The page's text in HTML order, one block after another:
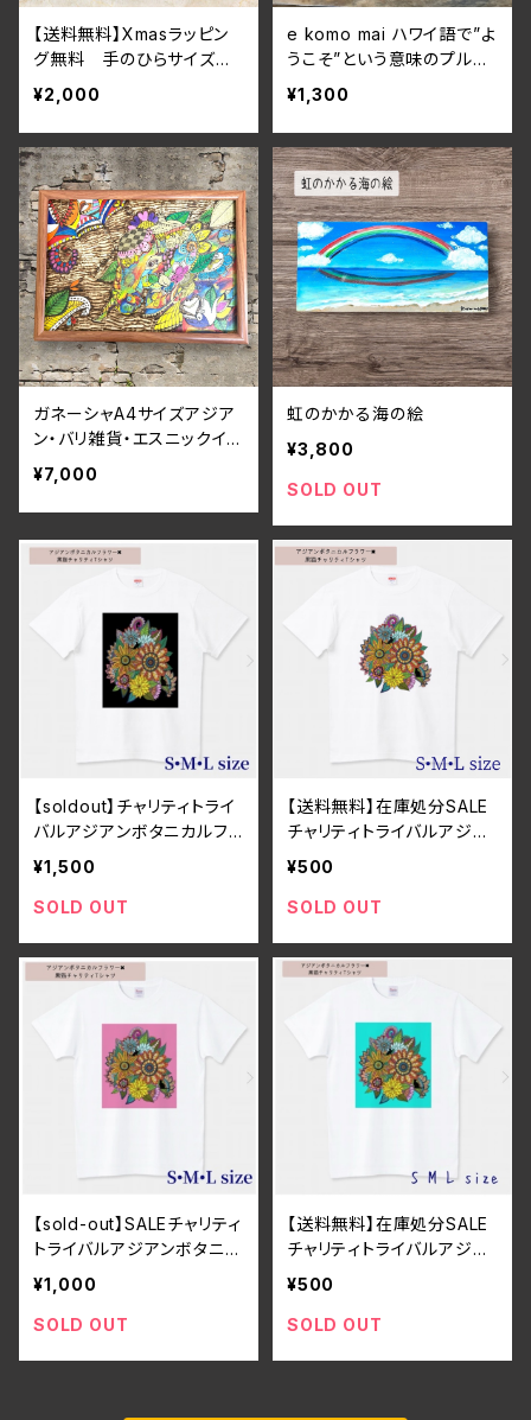
【送料無料】Xmasラッピン
グ無料 手のひらサイズの
海の絵 レジンコートNo.2
¥2,000
e komo mai ハワイ語で”よ
うこそ”という意味のプルメ
リアのWelcomeプレート
¥1,300
ガネーシャA4サイズアジア
ン・バリ雑貨・エスニックイン
テリア アートgold
¥7,000
虹のかかる海の絵
¥3,800
SOLD OUT
【soldout】チャリティトライ
バルアジアンボタニカルフラ
ワー×黒猫Tシャツ ホワイ
ト・ユニセックス・コットン・
大きめ
¥1,500
SOLD OUT
【送料無料】在庫処分SALE
チャリティトライバルアジア
ンボタニカルフラワー×黒猫
ックス・コットン・大きめ
¥500
SOLD OUT
【sold-out】SALEチャリティ
トライバルアジアンボタニカ
ルフラワー×黒猫Tシャツ
ピンク・ユニセックス・コット
ン・大きめ
¥1,000
SOLD OUT
【送料無料】在庫処分SALE
チャリティトライバルアジア
ンボタニカルフラワー×黒猫
セックス・コットン・大きめ
¥500
SOLD OUT